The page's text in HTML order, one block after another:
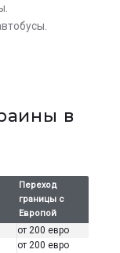
в
Переход
границы с
Европой
от 200 евро
от 200 евро